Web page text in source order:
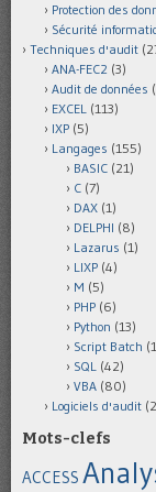
Protection des
Sécurité
Techniques d'audit
ANA-FEC2 (3)
Audit de données
EXCEL (113)
IXP (5)
Langages (155)
BASIC (21)
C (7)
DAX (1)
DELPHI (8)
Lazarus (1)
LIXP (4)
M (5)
PHP (6)
Python (13)
Script Batch
SQL (42)
VBA (80)
Logiciels d'audit
Mots-clefs
ACCESS